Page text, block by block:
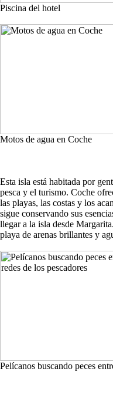
Piscina del hotel
Motos de agua en Coche
Esta isla está habitada por
pesca y el turismo. Coche
las playas, las costas y los
sigue conservando sus
llegar a la isla desde
playa de arenas brillantes y
Pelícanos buscando peces